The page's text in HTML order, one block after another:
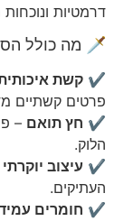
דרמטיות
🗡️ מה כולל
✔️ קשת
פרטים קשתיים
✔️ חץ תואם –
הלוק.
✔️ עיצוב יוקרתי
העתיקים.
✔️ חומרים